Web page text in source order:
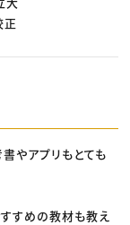
正
やアプリもとても
すめの教材も教え